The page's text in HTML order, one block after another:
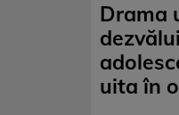
Drama
uita în